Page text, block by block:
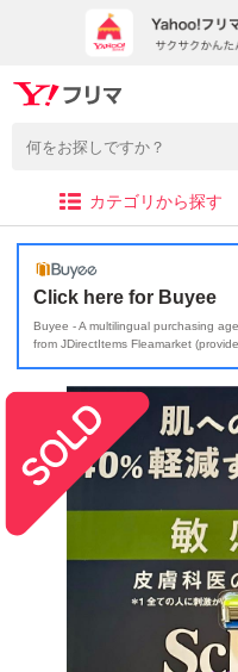
カテゴリから探す
Click here for Buyee
Buyee - A multilingual purchasing
from JDirectItems Fleamarket